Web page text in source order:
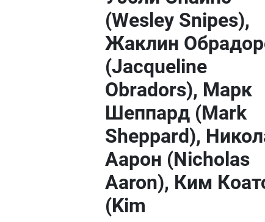
(Wesley Snipes),
Жаклин
(Jacqueline
Obradors), Марк
Шеппард (Mark
Sheppard),
Аарон (Nicholas
Aaron), Ким
(Kim